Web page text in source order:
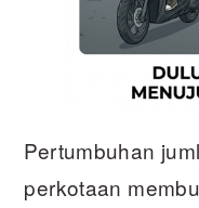
Pertumbuhan
perkotaan